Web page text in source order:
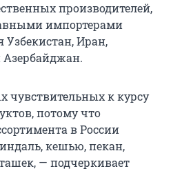
производителей,
импортерами
Узбекистан, Иран,
чувствительных к курсу
потому что
в России
кешью, пекан,
— подчеркивает